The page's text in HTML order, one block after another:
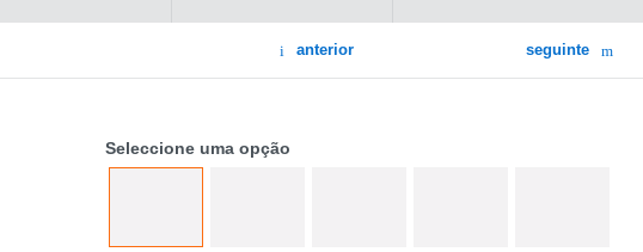
anterior seguinte
Seleccione uma opção